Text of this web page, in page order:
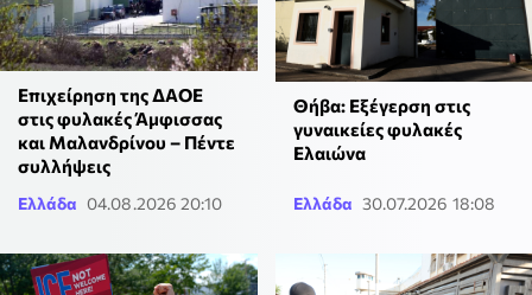
Επιχείρηση της ΔΑΟΕ
στις φυλακές Άμφισσας
και Μαλανδρίνου – Πέντε
συλλήψεις
Ελλάδα 04.08.2026 20:10
Θήβα: Εξέγερση στις
γυναικείες φυλακές
Ελαιώνα
Ελλάδα 30.07.2026 18:08